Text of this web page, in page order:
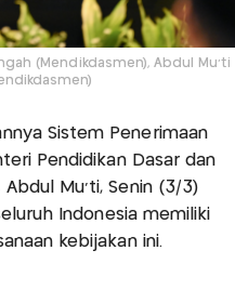
(Mendikdasmen), Abdul Mu’ti
Sistem Penerimaan
Pendidikan Dasar dan
Mu’ti, Senin (3/3)
Indonesia memiliki
kebijakan ini.